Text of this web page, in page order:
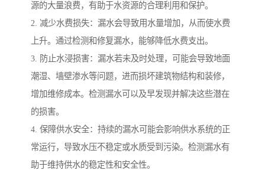
源的大量浪费，有助于水资源的合理利用和保护。
2. 减少水费损失：漏水会导致用水量增加，从而使水费
上升。通过检测和修复漏水，能够降低水费支出。
3. 防止水浸损害：漏水若未及时处理，可能会导致地面
潮湿、墙壁渗水等问题，进而损坏建筑物结构和装修，
增加维修成本。检测漏水可以及早发现并解决这些潜在
的损害。
4. 保障供水安全：持续的漏水可能会影响供水系统的正
常运行，导致水压不稳定或水质受到污染。检测漏水有
助于维持供水的稳定性和安全性。